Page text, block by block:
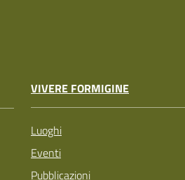
VIVERE FORMIGINE
Luoghi
Eventi
Pubblicazioni